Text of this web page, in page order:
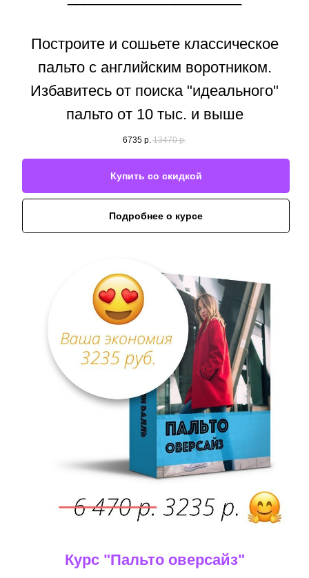
Построите и сошьете классическое
пальто с английским воротником.
Избавитесь от поиска "идеального"
пальто от 10 тыс. и выше
6735 р. 13470 р.
Купить со скидкой
Подробнее о курсе
Курс "Пальто оверсайз"